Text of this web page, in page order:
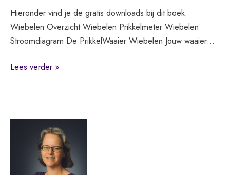
Hieronder vind je de gratis downloads bij dit boek.
Wiebelen Overzicht Wiebelen Prikkelmeter Wiebelen
Stroomdiagram De PrikkelWaaier Wiebelen Jouw waaier…
Wiebelen
de
Lees verder »